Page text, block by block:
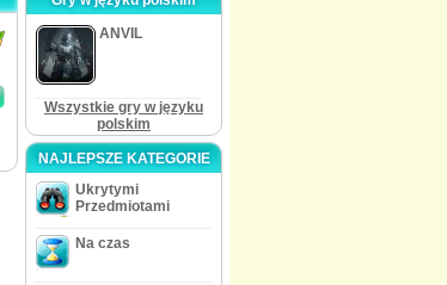
ANVIL
Wszystkie gry w języku
polskim
NAJLEPSZE KATEGORIE
Ukrytymi
Przedmiotami
Na czas